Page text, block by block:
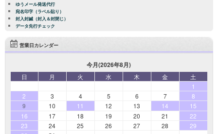
ゆうメール発送代行
宛名印字（ラベル貼り）
封入封緘（封入＆封閉じ）
データ先行チェック
営業日カレンダー
今月(2026年8月)
日 月 火 水 木 金
土
1
2
3 4 5 6 7 8
9 10 11 12 13 14
15
16
17 18 19 20 21
22
23
24 25 26 27 28
29